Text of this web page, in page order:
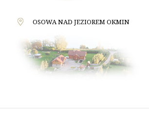
OSOWA NAD JEZIOREM OKMIN